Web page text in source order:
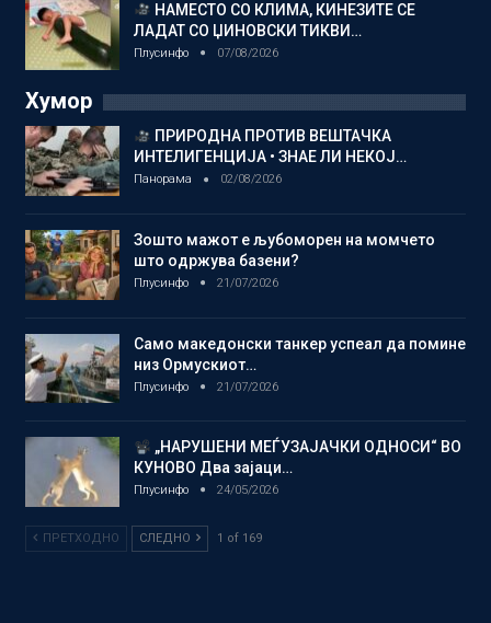
НАМЕСТО СО КЛИМА, КИНЕЗИТЕ СЕ
ЛАДАТ СО ЏИНОВСКИ ТИКВИ…
Плусинфо 07/08/2026
Хумор
ПРИРОДНА ПРОТИВ ВЕШТАЧКА
ИНТЕЛИГЕНЦИЈА • ЗНАЕ ЛИ НЕКОЈ…
Панорама 02/08/2026
Зошто мажот е љубоморен на момчето
што одржува базени?
Плусинфо 21/07/2026
Само македонски танкер успеал да помине
низ Ормускиот…
Плусинфо 21/07/2026
„НАРУШЕНИ МЕЃУЗАЈАЧКИ ОДНОСИ“ ВО
КУНОВО Два зајаци…
Плусинфо 24/05/2026
ПРЕТХОДНО СЛЕДНО 1 of 169